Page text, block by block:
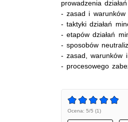
prowadzenia
- zasad i warunków
- taktyki działań
- etapów działań
- sposobów
- zasad, warunków
- procesowego
Ocena: 5/5 (1)